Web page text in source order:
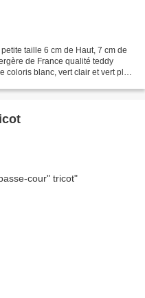
taille 6 cm de Haut, 7 cm de
de France qualité teddy
coloris blanc, vert clair et vert plus